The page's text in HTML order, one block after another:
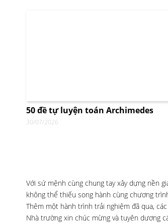
50 đề tự luyện toán Archimedes
30/07/2026
Với sứ mệnh cùng chung tay xây dựng nền
không thể thiếu song hành cùng chương
Thêm một hành trình trải nghiệm đã qua,
Nhà trường xin chúc mừng và tuyên dương